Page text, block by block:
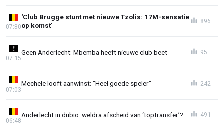
'Club Brugge stunt met nieuwe Tzolis: 17M-sensatie
op komst'
07:30
896
Geen Anderlecht: Mbemba heeft nieuwe club beet
07:15
95
Mechele looft aanwinst: "Heel goede speler"
07:03
242
Anderlecht in dubio: weldra afscheid van ‘toptransfer’?
06:48
491